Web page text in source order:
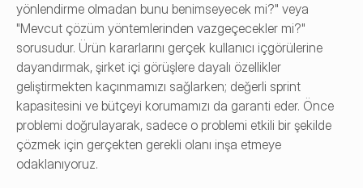
yönlendirme olmadan bunu benimseyecek mi?" veya
"Mevcut çözüm yöntemlerinden vazgeçecekler mi?"
sorusudur. Ürün kararlarını gerçek kullanıcı içgörülerine
dayandırmak, şirket içi görüşlere dayalı özellikler
geliştirmekten kaçınmamızı sağlarken; değerli sprint
kapasitesini ve bütçeyi korumamızı da garanti eder. Önce
problemi doğrulayarak, sadece o problemi etkili bir şekilde
çözmek için gerçekten gerekli olanı inşa etmeye
odaklanıyoruz.